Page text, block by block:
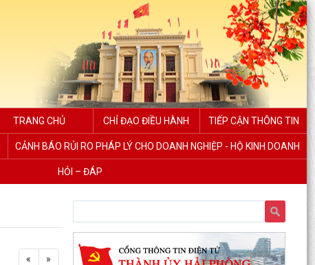
TRANG CHỦ CHỈ ĐẠO ĐIỀU HÀNH TIẾP CẬN THÔNG TIN
CẢNH BÁO RỦI RO PHÁP LÝ CHO DOANH NGHIỆP - HỘ KINH DOANH
HỎI – ĐÁP
« »